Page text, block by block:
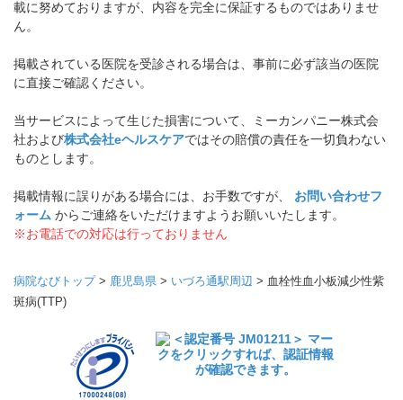
載に努めておりますが、内容を完全に保証するものではありませ
ん。
掲載されている医院を受診される場合は、事前に必ず該当の医院
に直接ご確認ください。
当サービスによって生じた損害について、ミーカンパニー株式会
社および株式会社eヘルスケアではその賠償の責任を一切負わない
ものとします。
掲載情報に誤りがある場合には、お手数ですが、 お問い合わせフ
ォーム からご連絡をいただけますようお願いいたします。
※お電話での対応は行っておりません
病院なびトップ> 鹿児島県 > いづろ通駅周辺 > 血栓性血小板減少性紫
斑病(TTP)